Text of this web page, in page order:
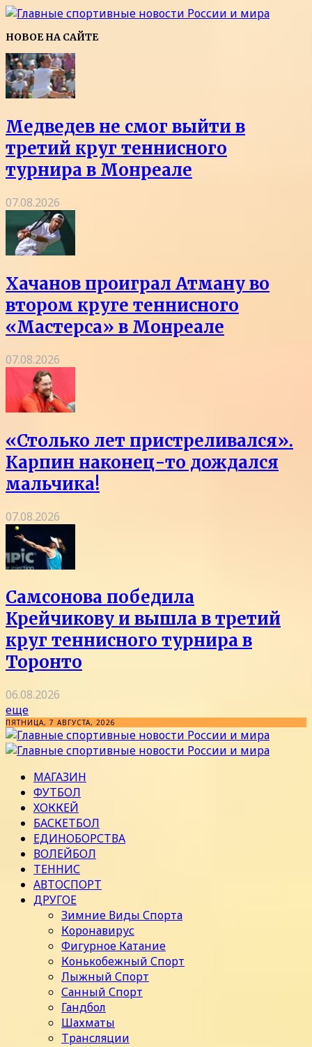
НОВОЕ НА САЙТЕ
Медведев не смог выйти в
третий круг теннисного
турнира в Монреале
07.08.2026
Хачанов проиграл Атману во
втором круге теннисного
«Мастерса» в Монреале
07.08.2026
«Столько лет пристреливался».
Карпин наконец-то дождался
мальчика!
07.08.2026
Самсонова победила
Крейчикову и вышла в третий
круг теннисного турнира в
Торонто
06.08.2026
еще
ПЯТНИЦА, 7 АВГУСТА, 2026
МАГАЗИН
ФУТБОЛ
ХОККЕЙ
БАСКЕТБОЛ
ЕДИНОБОРСТВА
ВОЛЕЙБОЛ
ТЕННИС
АВТОСПОРТ
ДРУГОЕ
Зимние Виды Спорта
Коронавирус
Фигурное Катание
Конькобежный Спорт
Лыжный Спорт
Санный Спорт
Гандбол
Шахматы
Трансляции